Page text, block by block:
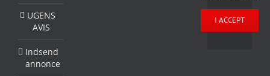
UGENS
AVIS
Indsend
annonce
I ACCEPT